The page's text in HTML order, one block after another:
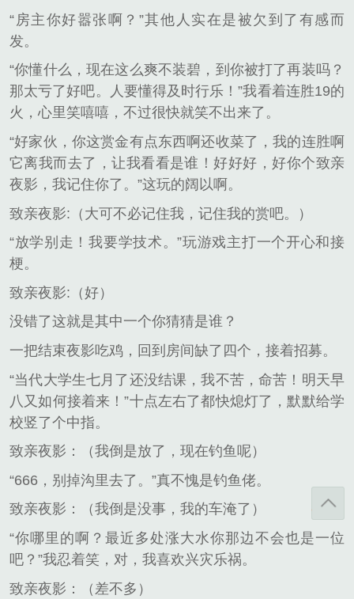
“房主你好嚣张啊？”其他人实在是被欠到了有感而
发。
“你懂什么，现在这么爽不装碧，到你被打了再装吗？
那太亏了好吧。人要懂得及时行乐！”我看着连胜19的
火，心里笑嘻嘻，不过很快就笑不出来了。
“好家伙，你这赏金有点东西啊还收菜了，我的连胜啊
它离我而去了，让我看看是谁！好好好，好你个致亲
夜影，我记住你了。”这玩的阔以啊。
致亲夜影:（大可不必记住我，记住我的赏吧。）
“放学别走！我要学技术。”玩游戏主打一个开心和接
梗。
致亲夜影:（好）
没错了这就是其中一个你猜猜是谁？
一把结束夜影吃鸡，回到房间缺了四个，接着招募。
“当代大学生七月了还没结课，我不苦，命苦！明天早
八又如何接着来！”十点左右了都快熄灯了，默默给学
校竖了个中指。
致亲夜影：（我倒是放了，现在钓鱼呢）
“666，别掉沟里去了。”真不愧是钓鱼佬。
致亲夜影：（我倒是没事，我的车淹了）
“你哪里的啊？最近多处涨大水你那边不会也是一位
吧？”我忍着笑，对，我喜欢兴灾乐祸。
致亲夜影：（差不多）